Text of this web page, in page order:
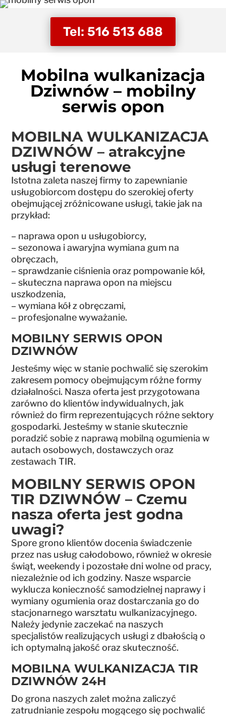
Tel: 516 513 688
Mobilna wulkanizacja
Dziwnów – mobilny
serwis opon
MOBILNA WULKANIZACJA
DZIWNÓW – atrakcyjne
usługi terenowe
Istotna zaleta naszej firmy to zapewnianie
usługobiorcom dostępu do szerokiej oferty
obejmującej zróżnicowane usługi, takie jak na
przykład:
– naprawa opon u usługobiorcy,
– sezonowa i awaryjna wymiana gum na
obręczach,
– sprawdzanie ciśnienia oraz pompowanie kół,
– skuteczna naprawa opon na miejscu
uszkodzenia,
– wymiana kół z obręczami,
– profesjonalne wyważanie.
MOBILNY SERWIS OPON
DZIWNÓW
Jesteśmy więc w stanie pochwalić się szerokim
zakresem pomocy obejmującym różne formy
działalności. Nasza oferta jest przygotowana
zarówno do klientów indywidualnych, jak
również do firm reprezentujących różne sektory
gospodarki. Jesteśmy w stanie skutecznie
poradzić sobie z naprawą mobilną ogumienia w
autach osobowych, dostawczych oraz
zestawach TIR.
MOBILNY SERWIS OPON
TIR DZIWNÓW – Czemu
nasza oferta jest godna
uwagi?
Spore grono klientów docenia świadczenie
przez nas usług całodobowo, również w okresie
świąt, weekendy i pozostałe dni wolne od pracy,
niezależnie od ich godziny. Nasze wsparcie
wyklucza konieczność samodzielnej naprawy i
wymiany ogumienia oraz dostarczania go do
stacjonarnego warsztatu wulkanizacyjnego.
Należy jedynie zaczekać na naszych
specjalistów realizujących usługi z dbałością o
ich optymalną jakość oraz skuteczność.
MOBILNA WULKANIZACJA TIR
DZIWNÓW 24H
Do grona naszych zalet można zaliczyć
zatrudnianie zespołu mogącego się pochwalić